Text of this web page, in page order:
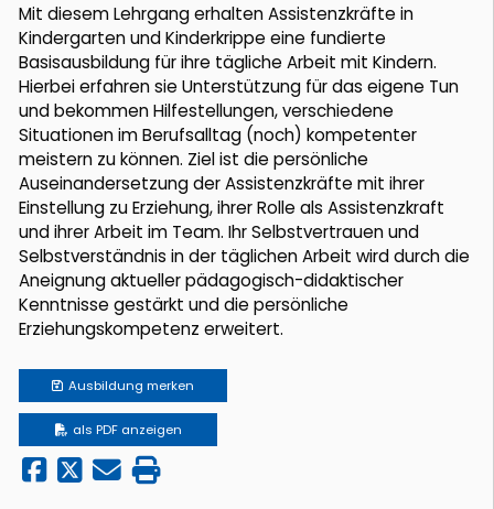
Mit diesem Lehrgang erhalten Assistenzkräfte in
Kindergarten und Kinderkrippe eine fundierte
Basisausbildung für ihre tägliche Arbeit mit Kindern.
Hierbei erfahren sie Unterstützung für das eigene Tun
und bekommen Hilfestellungen, verschiedene
Situationen im Berufsalltag (noch) kompetenter
meistern zu können. Ziel ist die persönliche
Auseinandersetzung der Assistenzkräfte mit ihrer
Einstellung zu Erziehung, ihrer Rolle als Assistenzkraft
und ihrer Arbeit im Team. Ihr Selbstvertrauen und
Selbstverständnis in der täglichen Arbeit wird durch die
Aneignung aktueller pädagogisch-didaktischer
Kenntnisse gestärkt und die persönliche
Erziehungskompetenz erweitert.
Ausbildung merken
als PDF anzeigen